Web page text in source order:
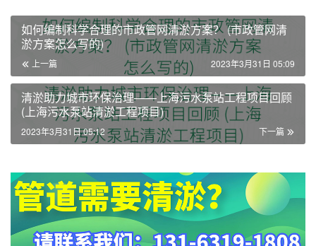
如何编制科学合理的市政管网清淤方案？ (市政管网清
淤方案怎么写的)
上一篇 2023年3月31日 05:09
清淤助力城市环保治理——上海污水泵站工程项目回顾
(上海污水泵站清淤工程项目)
下一篇
2023年3月31日 05:12